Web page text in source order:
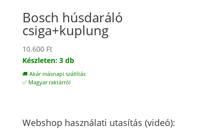
Bosch húsdaráló
csiga+kuplung
10.600 Ft
Készleten: 3 db
🚚 Akár másnapi szállítás
✅ Magyar raktárról
Webshop használati utasítás (videó):